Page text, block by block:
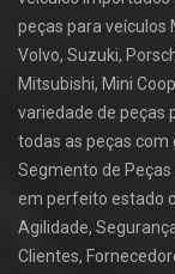
peças para veículos
Volvo, Suzuki,
Mitsubishi, Mini
variedade de peças
todas as peças com
Segmento de Peças
em perfeito estado
Agilidade,
Clientes,